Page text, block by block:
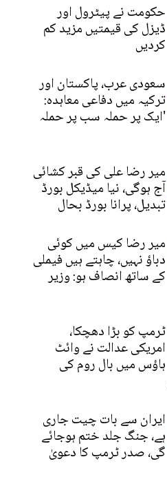
حکومت نے پیٹرول اور
ڈیزل کی قیمتیں مزید کم
کردیں
سعودی عرب، پاکستان اور
ترکیہ میں دفاعی معاہدہ:
'ایک پر حملہ سب پر حملہ
میر رضا علی کی قبر کشائی
آج ہوگی، نیا میڈیکل بورڈ
تبدیل، پرانا بورڈ بحال
میر رضا کیس میں کوئی
دباؤ نہیں، چاہتے ہیں فیملی
کے ساتھ انصاف ہو: وزیر
ٹرمپ کو بڑا دھچکا،
امریکی عدالت نے وائٹ
ہاؤس میں بال روم کی
ایران سے بات چیت جاری
ہے، جنگ جلد ختم ہوجائے
گی، صدر ٹرمپ کا دعویٰ